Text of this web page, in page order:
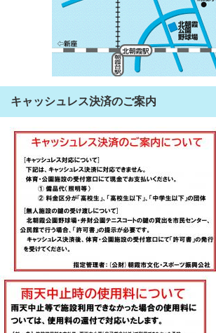
キャッシュレス決済のご案内